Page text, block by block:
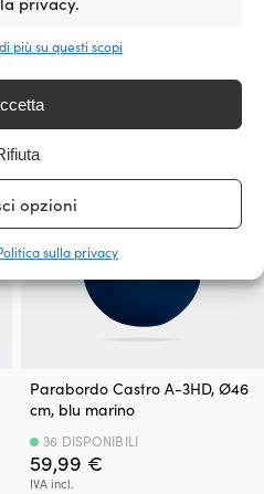
più su questi scopi
opzioni
sulla privacy
29,34€
8 DISPONIBILI (ORDINABILE)
Parabordo Castro A-3HD, Ø46
cm, blu marino
59,99 €
IVA incl.
36 DISPONIBILI